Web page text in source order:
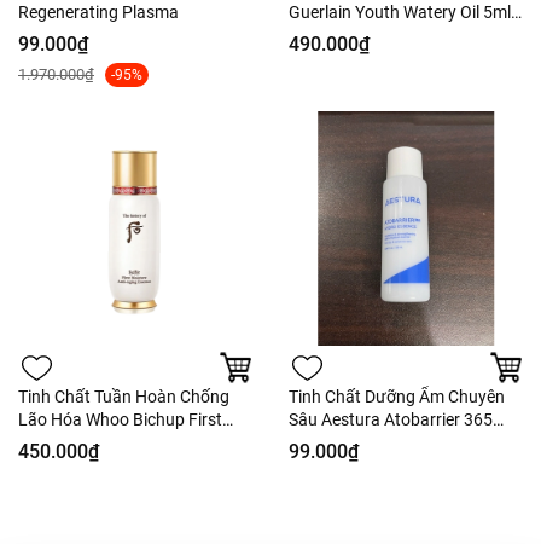
Regenerating Plasma
99.000₫
1.970.000₫ -95%
Guerlain Youth Watery Oil 5ml -
Fullbox Hàng Duty
490.000₫
Tinh Chất Tuần Hoàn Chống
Lão Hóa Whoo Bichup First
Moisture Anti-Aging Essence
50ml - Nobox
450.000₫
Tinh Chất Dưỡng Ẩm Chuyên
Sâu Aestura Atobarrier 365
Hydro Essence 25ml - Nobox
99.000₫